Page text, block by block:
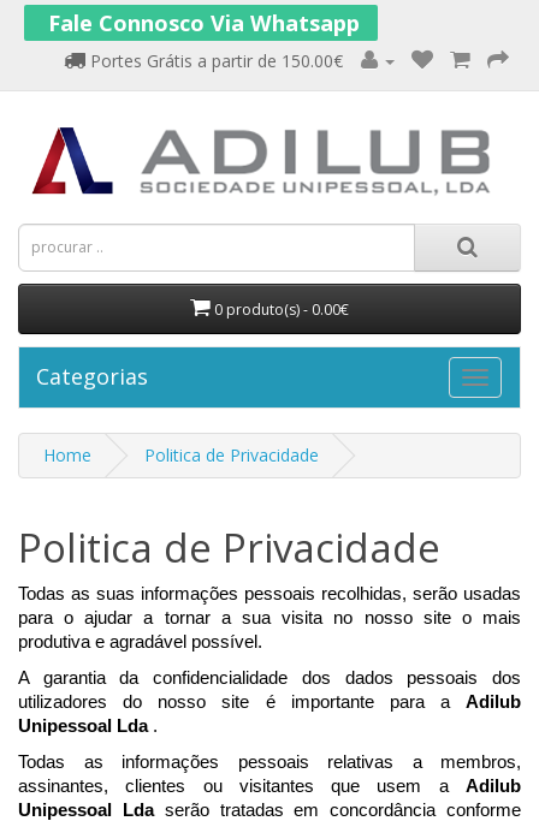
Fale Connosco Via Whatsapp
Portes Grátis a partir de 150.00€
0 produto(s) - 0.00€
Categorias
Home Politica de Privacidade
Politica de Privacidade
Todas as suas informações pessoais recolhidas, serão usadas
para o ajudar a tornar a sua visita no nosso site o mais
produtiva e agradável possível.
A garantia da confidencialidade dos dados pessoais dos
utilizadores do nosso site é importante para a Adilub
Unipessoal Lda.
Todas as informações pessoais relativas a membros,
assinantes, clientes ou visitantes que usem a Adilub
Unipessoal Ldaserão tratadas em concordância conforme